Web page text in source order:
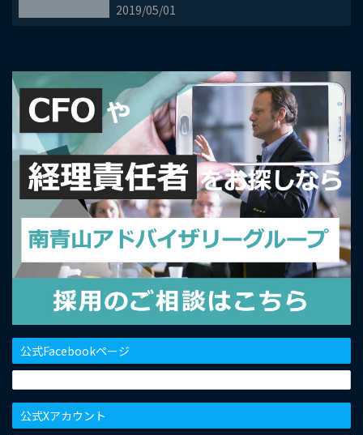
2019/05/01
公式Facebookページ
公式Xアカウント